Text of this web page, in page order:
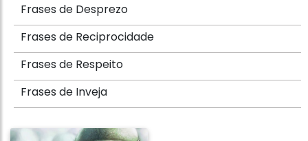
Frases de Desprezo
Frases de Reciprocidade
Frases de Respeito
Frases de Inveja